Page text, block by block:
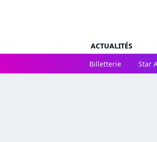
ACTUALITÉS
Billetterie
Star